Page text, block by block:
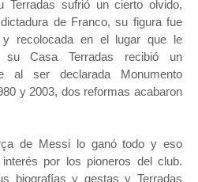
Terradas sufrió un cierto olvido,
de Franco, su figura fue
recolocada en el lugar que le
su Casa Terradas recibió un
al ser declarada Monumento
y 2003, dos reformas acabaron
de Messi lo ganó todo y eso
por los pioneros del club.
biografías y gestas y Terradas